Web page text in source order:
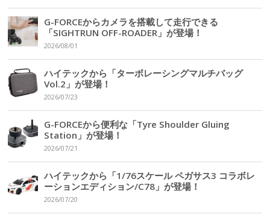
G-FORCEからカメラを搭載して走行できる
「SIGHTRUN OFF-ROADER」が登場！
2026/08/01
ハイテックから「ターボレーシングマルチバッグ
Vol.2」が登場！
2026/07/23
G-FORCEから便利な「Tyre Shoulder Gluing
Station」が登場！
2026/07/21
ハイテックから「1/76スケール ペガサス3 コラボレ
ーションエディション/C78」が登場！
2026/07/20